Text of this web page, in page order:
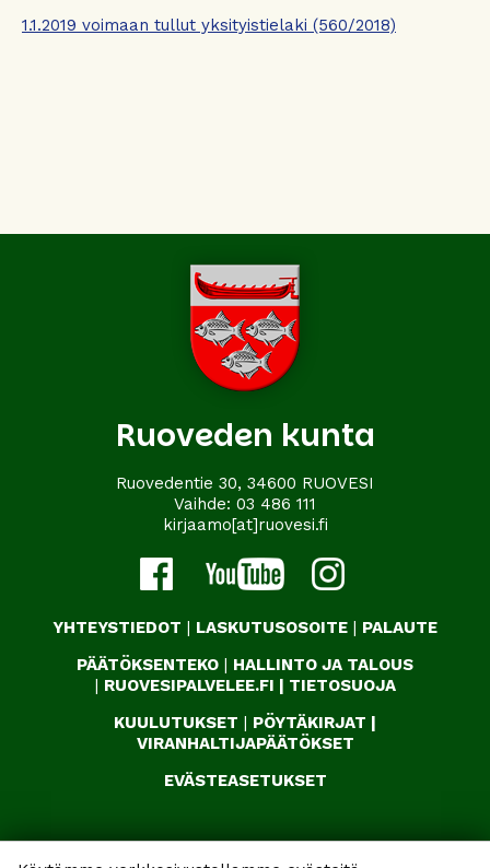
1.1.2019 voimaan tullut yksityistielaki (560/2018)
Ruoveden kunta
Ruovedentie 30, 34600 RUOVESI
Vaihde: 03 486 111
kirjaamo[at]ruovesi.fi
YHTEYSTIEDOT | LASKUTUSOSOITE | PALAUTE
PÄÄTÖKSENTEKO | HALLINTO JA TALOUS
| RUOVESIPALVELEE.FI | TIETOSUOJA
KUULUTUKSET | PÖYTÄKIRJAT |
VIRANHALTIJAPÄÄTÖKSET
EVÄSTEASETUKSET